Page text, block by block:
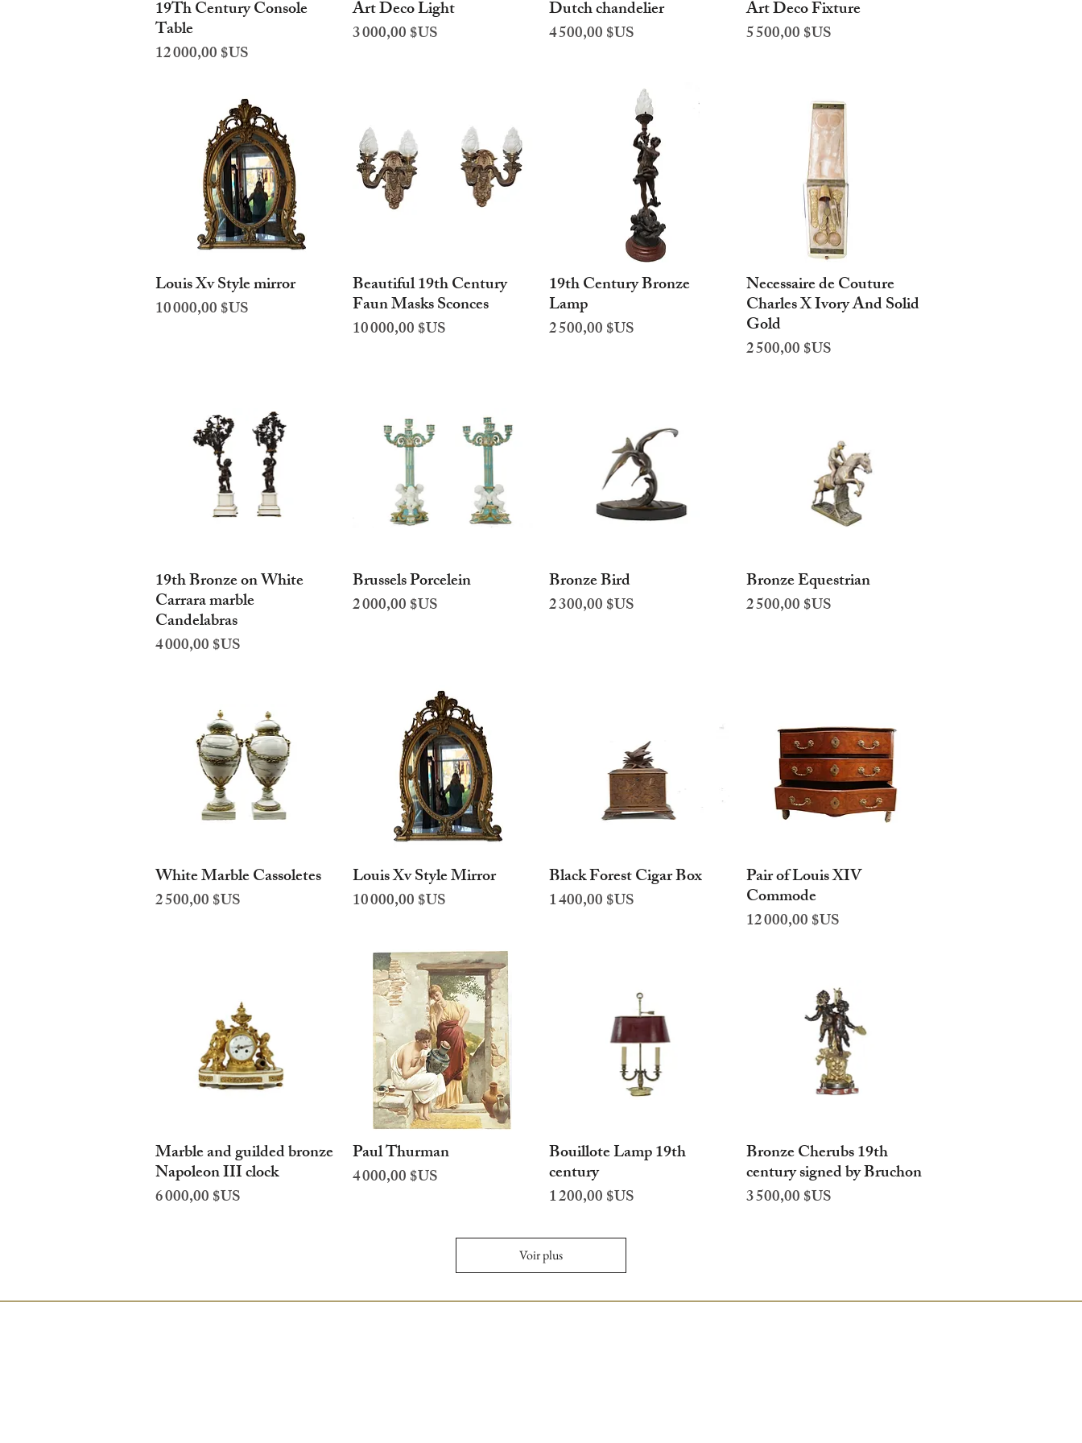
Aperçu rapide
19Th Century Console
Table
Prix
12 000,00 $US
Aperçu rapide
Art Deco Light
Prix
3 000,00 $US
Aperçu rapide
Dutch chandelier
Prix
4 500,00 $US
Aperçu rapide
Art Deco Fixture
Prix
5 500,00 $US
Aperçu rapide
Louis Xv Style mirror
Prix
10 000,00 $US
Aperçu rapide
Beautiful 19th Century
Faun Masks Sconces
Prix
10 000,00 $US
Aperçu rapide
19th Century Bronze
Lamp
Prix
2 500,00 $US
Aperçu rapide
Necessaire de Couture
Charles X Ivory And Solid
Gold
Prix
2 500,00 $US
Aperçu rapide
19th Bronze on White
Carrara marble
Candelabras
Prix
4 000,00 $US
Aperçu rapide
Brussels Porcelein
Prix
2 000,00 $US
Aperçu rapide
Bronze Bird
Prix
2 300,00 $US
Aperçu rapide
Bronze Equestrian
Prix
2 500,00 $US
Aperçu rapide
White Marble Cassoletes
Prix
2 500,00 $US
Aperçu rapide
Louis Xv Style Mirror
Prix
10 000,00 $US
Aperçu rapide
Black Forest Cigar Box
Prix
1 400,00 $US
Aperçu rapide
Pair of Louis XIV
Commode
Prix
12 000,00 $US
Aperçu rapide
Marble and guilded bronze
Napoleon III clock
Prix
6 000,00 $US
Aperçu rapide
Paul Thurman
Prix
4 000,00 $US
Aperçu rapide
Bouillote Lamp 19th
century
Prix
1 200,00 $US
Aperçu rapide
Bronze Cherubs 19th
century signed by Bruchon
Prix
3 500,00 $US
Voir plus